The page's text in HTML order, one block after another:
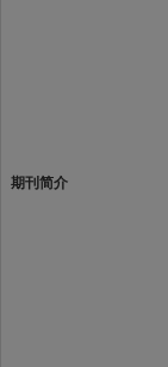
期刊简介